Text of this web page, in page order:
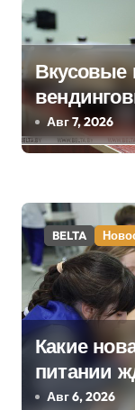
и
я
п
о
з
а
п
и
с
я
м
Вкусовые
школьном
Авг 7, 2026
BELTA
Какие
питании
Авг 6, 2026